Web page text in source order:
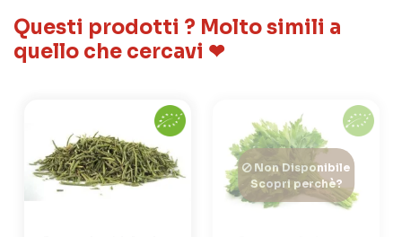
Questi prodotti ? Molto simili a
quello che cercavi ❤
Non Disponibile
Scopri perchè?